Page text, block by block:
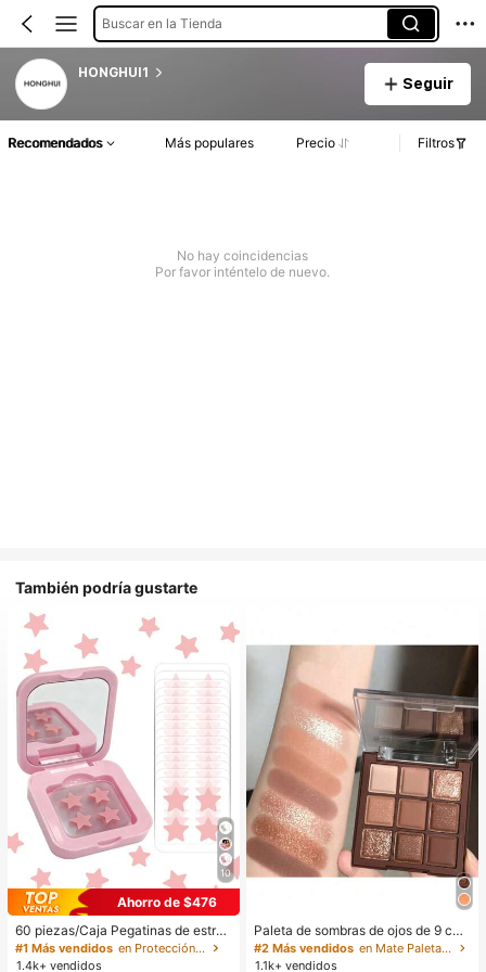
Buscar en la Tienda
HONGHUI1
Seguir
Recomendados Más populares Precio Filtros
No hay coincidencias
Por favor inténtelo de nuevo.
También podría gustarte
10
Ahorro de $476
60 piezas/Caja Pegatinas de estrell
a lindas - Pegatinas faciales, sin al
cohol, sin fragancia, suaves en la pi
#1 Más vendidos
en Protección de la piel
1.4k+ vendidos
Paleta de sombras de ojos de 9 col
ores de tonos tierra neutros de cho
colate con leche, maquillaje ligero,
#2 Más vendidos
en Mate Paletas de sombras de ojos
1.1k+ vendidos